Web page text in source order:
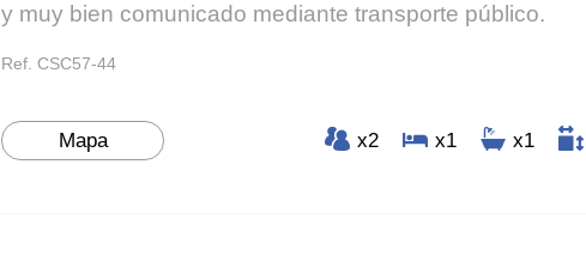
y muy bien comunicado mediante transporte público.
Ref. CSC57-44
Mapa x2 x1 x1